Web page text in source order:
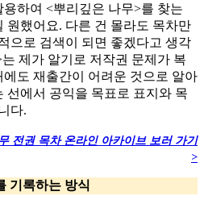
하여 <뿌리깊은 나무>를 찾는
원했어요. 다른 건 몰라도 목차만
으로 검색이 되면 좋겠다고 생각
제가 알기로 저작권 문제가 복
에도 재출간이 어려운 것으로 알아
선에서 공익을 목표로 표지와 목
다.
전권 목차 온라인 아카이브 보러 가기
>
기록하는 방식